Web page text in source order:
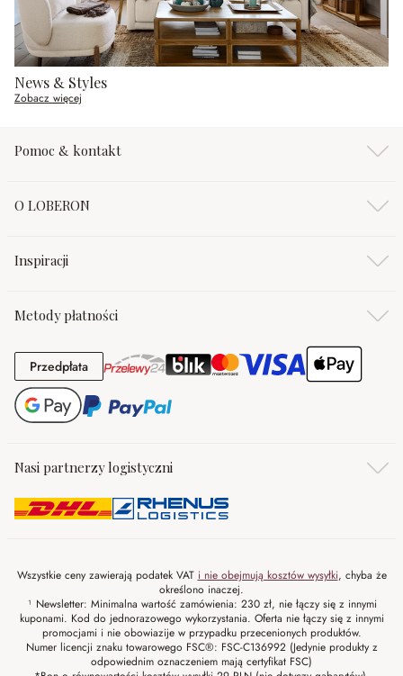
News & Styles
Zobacz więcej
Pomoc & kontakt
O LOBERON
Inspiracji
Metody płatności
PrzedpłataPrzedpłata
Nasi partnerzy logistyczni
Wszystkie ceny zawierają podatek VAT i nie obejmują kosztów wysyłki, chyba że
określono inaczej.
¹ Newsletter: Minimalna wartość zamówienia: 230 zł, nie łączy się z innymi
kuponami. Kod do jednorazowego wykorzystania. Oferta nie łączy się z innymi
promocjami i nie obowiazije w przypadku przecenionych produktów.
Numer licencji znaku towarowego FSC®: FSC-C136992 (Jedynie produkty z
odpowiednim oznaczeniem mają certyfikat FSC)